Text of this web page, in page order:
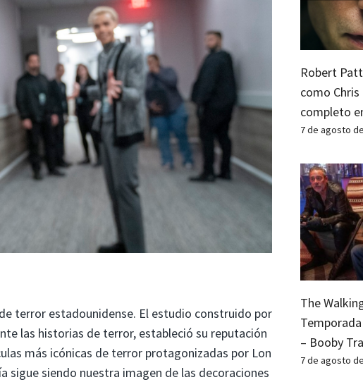
terror estadounidense. El estudio construido por
las historias de terror, estableció su reputación
más icónicas de terror protagonizadas por Lon
sigue siendo nuestra imagen de las decoraciones
Robert
como
completo
7 de agosto
The
– Booby
7 de agosto